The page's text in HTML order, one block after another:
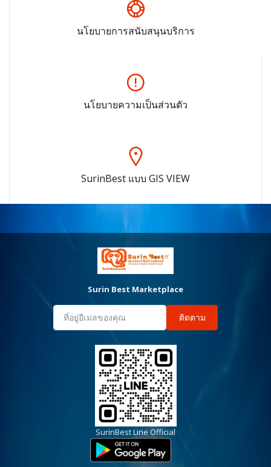
นโยบายการสนับสนุนบริการ
นโยบายความเป็นส่วนตัว
SurinBest แบบ GIS VIEW
Surin Best Marketplace
ติดตาม
SurinBest Line Official